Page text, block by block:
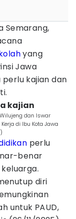
Semarang,
yang
Jawa
perlu kajian dan
kajian
dan Iswar
di Ibu Kota Jawa
perlu
benar
diri
untuk PAUD,